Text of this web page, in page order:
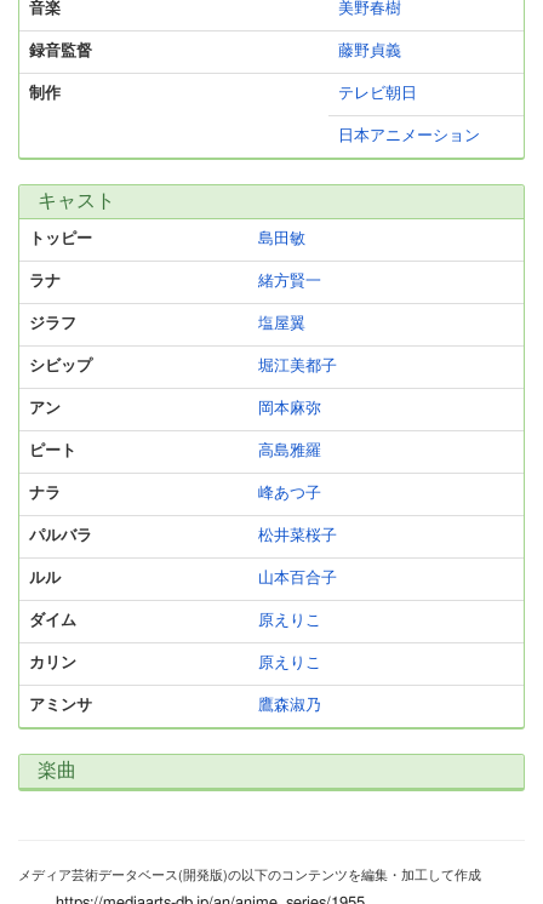
音楽 美野春樹
録音監督 藤野貞義
制作 テレビ朝日
日本アニメーション
キャスト
トッピー 島田敏
ラナ 緒方賢一
ジラフ 塩屋翼
シビップ 堀江美都子
アン 岡本麻弥
ピート 高島雅羅
ナラ 峰あつ子
パルバラ 松井菜桜子
ルル 山本百合子
ダイム 原えりこ
カリン 原えりこ
アミンサ 鷹森淑乃
楽曲
メディア芸術データベース(開発版)の以下のコンテンツを編集・加工して作成